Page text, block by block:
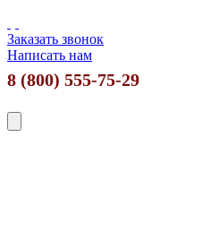
Заказать звонок
Написать нам
8 (800) 555-75-29